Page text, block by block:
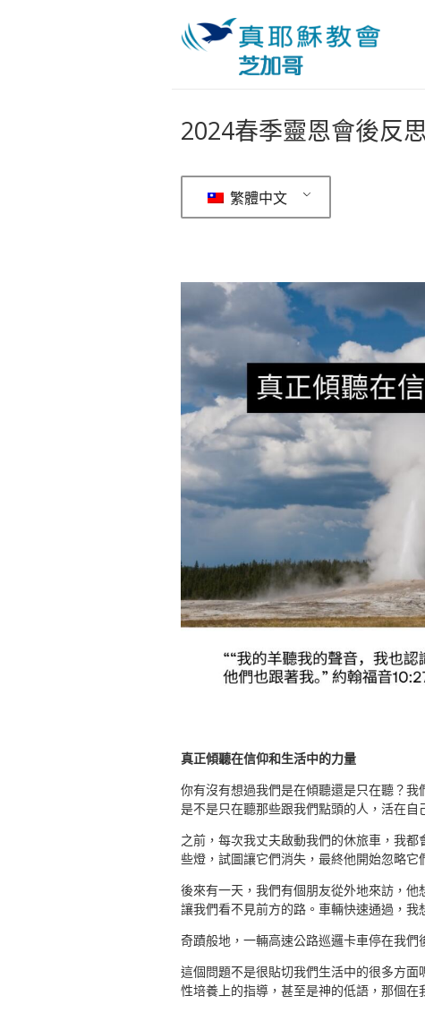
2024春季靈恩會後反思
繁體中文
真正傾聽在信仰和生活中的力量
你有沒有想過我們是在傾聽還是只在聽？
是不是只在聽那些跟我們點頭的人，活在
之前，每次我丈夫啟動我們的休旅車，我
些燈，試圖讓它們消失，最終他開始忽略它
後來有一天，我們有個朋友從外地來訪，
讓我們看不見前方的路。車輛快速通過，我
奇蹟般地，一輛高速公路巡邏卡車停在我們
這個問題不是很貼切我們生活中的很多方
性培養上的指導，甚至是神的低語，那個